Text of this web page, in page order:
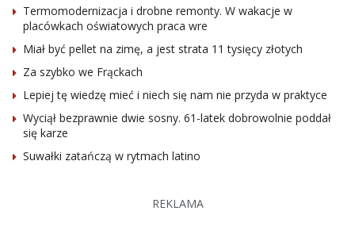
Termomodernizacja i drobne remonty. W wakacje w
placówkach oświatowych praca wre
Miał być pellet na zimę, a jest strata 11 tysięcy złotych
Za szybko we Frąckach
Lepiej tę wiedzę mieć i niech się nam nie przyda w praktyce
Wyciął bezprawnie dwie sosny. 61-latek dobrowolnie poddał
się karze
Suwałki zatańczą w rytmach latino
REKLAMA